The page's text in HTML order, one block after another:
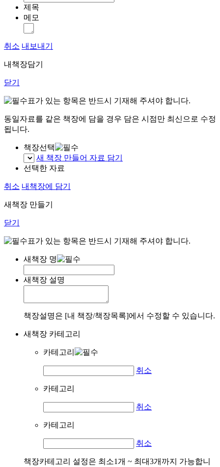
제목
메모
취소 내보내기
내책장담기
닫기
표가 있는 항목은 반드시 기재해 주셔야 합니다.
동일자료를 같은 책장에 담을 경우 담은 시점만 최신으로 수정
됩니다.
책장선택
새 책장 만들어 자료 담기
선택한 자료
취소 내책장에 담기
새책장 만들기
닫기
표가 있는 항목은 반드시 기재해 주셔야 합니다.
새책장 명
새책장 설명
책장설명은 [내 책장/책장목록]에서 수정할 수 있습니다.
새책장 카테고리
카테고리
취소
카테고리
취소
카테고리
취소
책장카테고리 설정은 최소1개 ~ 최대3개까지 가능합니